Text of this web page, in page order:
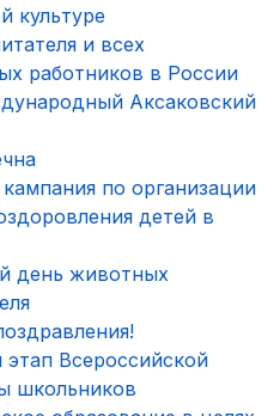
культуре
и всех
работников в России
Аксаковский
кампания по организации
детей в
день животных
Всероссийской
школьников